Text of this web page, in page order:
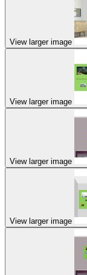
View larger image
View larger image
View larger image
View larger image